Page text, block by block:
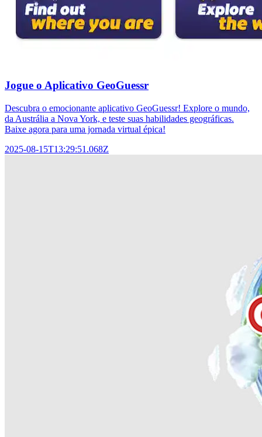
Jogue o Aplicativo GeoGuessr
Descubra o emocionante aplicativo GeoGuessr! Explore o mundo,
da Austrália a Nova York, e teste suas habilidades geográficas.
Baixe agora para uma jornada virtual épica!
2025-08-15T13:29:51.068Z